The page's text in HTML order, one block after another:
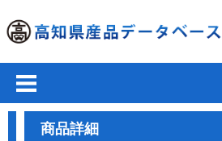
商品詳細